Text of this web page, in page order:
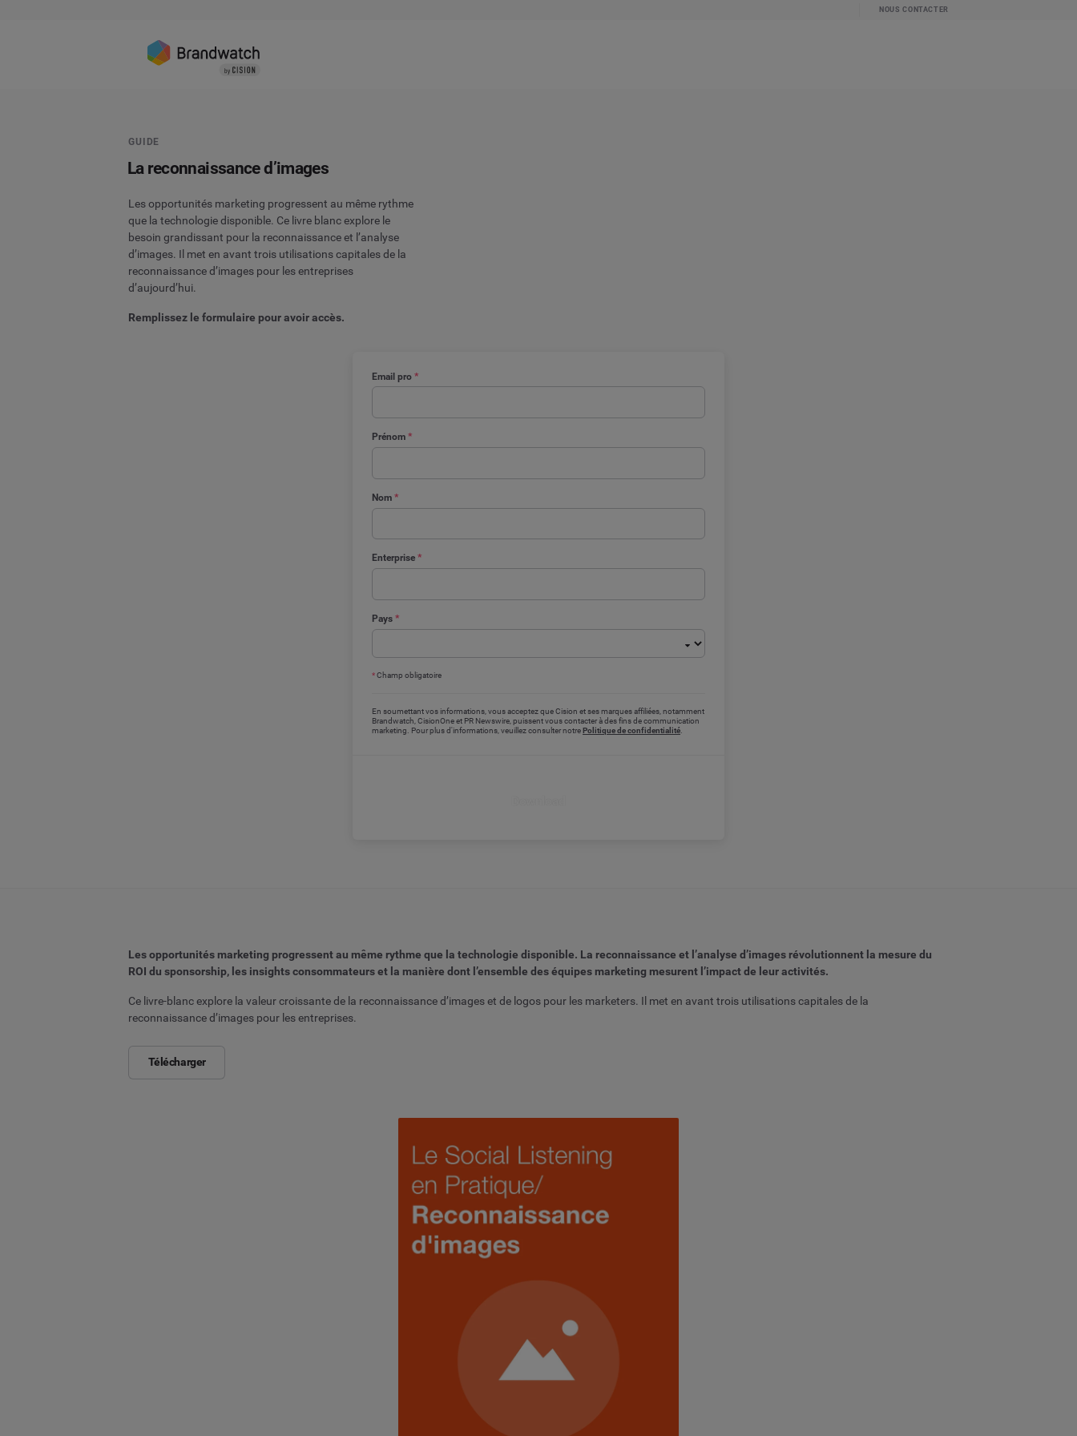
NOUS CONTACTER
Email pro *
Prénom *
Nom *
Enterprise *
Pays *
*Champ obligatoire
En soumettant vos informations, vous acceptez que Cision et ses marques affiliées, notamment
Brandwatch, CisionOne et PR Newswire, puissent vous contacter à des fins de communication
marketing. Pour plus d'informations, veuillez consulter notre Politique de confidentialité.
GUIDE
La reconnaissance d’images
Les opportunités marketing progressent au même rythme
que la technologie disponible. Ce livre blanc explore le
besoin grandissant pour la reconnaissance et l’analyse
d’images. Il met en avant trois utilisations capitales de la
reconnaissance d’images pour les entreprises
d’aujourd’hui.
Remplissez le formulaire pour avoir accès.
Les opportunités marketing progressent au même rythme que la technologie disponible. La reconnaissance et l’analyse d’images révolutionnent la mesure du
ROI du sponsorship, les insights consommateurs et la manière dont l’ensemble des équipes marketing mesurent l’impact de leur activités.
Ce livre-blanc explore la valeur croissante de la reconnaissance d’images et de logos pour les marketers. Il met en avant trois utilisations capitales de la
reconnaissance d’images pour les entreprises.
Télécharger